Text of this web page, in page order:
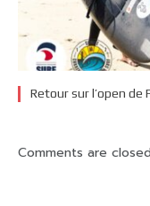
Retour sur l’open de
Comments are